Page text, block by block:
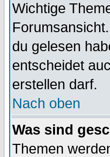
Wichtige
du gelesen
entscheidet
erstellen darf.
Nach oben
Was sind
Themen